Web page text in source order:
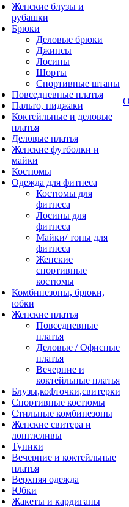
Женские блузы и
рубашки
Брюки
Деловые брюки
Джинсы
Лосины
Шорты
Спортивные штаны
Повседневные платья
Пальто, пиджаки
Коктейльные и деловые
платья
Деловые платья
Женские футболки и
майки
Костюмы
Одежда для фитнеса
Костюмы для
фитнеса
Лосины для
фитнеса
Майки/ топы для
фитнеса
Женские
спортивные
костюмы
Комбинезоны, брюки,
юбки
Женские платья
Повседневные
платья
Деловые / Офисные
платья
Вечерние и
коктейльные платья
Блузы,кофточки,свитерки
Спортивные костюмы
Стильные комбинезоны
Женские свитера и
лонглсливы
Туники
Вечерние и коктейльные
платья
Верхняя одежда
Юбки
Жакеты и кардиганы